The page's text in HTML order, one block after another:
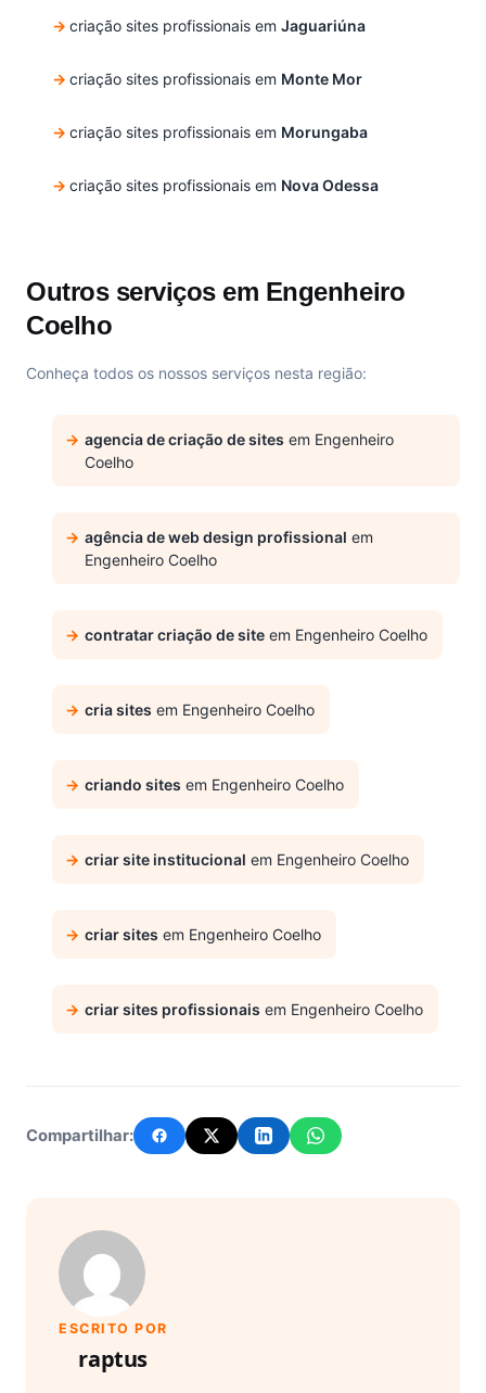
criação sites profissionais em Jaguariúna
criação sites profissionais em Monte Mor
criação sites profissionais em Morungaba
criação sites profissionais em Nova Odessa
Outros serviços em Engenheiro
Coelho
Conheça todos os nossos serviços nesta região:
agencia de criação de sites em Engenheiro
Coelho
agência de web design profissional em
Engenheiro Coelho
contratar criação de site em Engenheiro Coelho
cria sites em Engenheiro Coelho
criando sites em Engenheiro Coelho
criar site institucional em Engenheiro Coelho
criar sites em Engenheiro Coelho
criar sites profissionais em Engenheiro Coelho
Compartilhar:
ESCRITO POR
raptus